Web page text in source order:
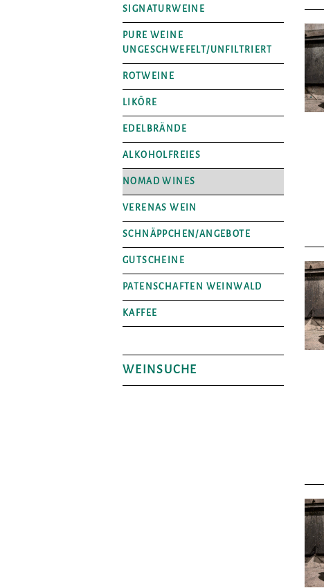
SIGNATURWEINE
PURE WEINE
UNGESCHWEFELT/UNFILTRIERT
ROTWEINE
LIKÖRE
EDELBRÄNDE
ALKOHOLFREIES
NOMAD WINES
VERENAS WEIN
SCHNÄPPCHEN/ANGEBOTE
GUTSCHEINE
PATENSCHAFTEN WEINWALD
KAFFEE
WEINSUCHE